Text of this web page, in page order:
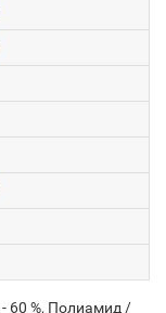
60 %, Полиамид /